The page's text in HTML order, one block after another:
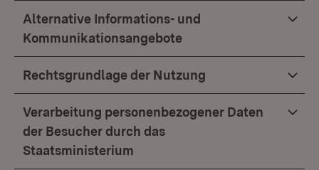
Alternative Informations- und
Kommunikationsangebote
Rechtsgrundlage der Nutzung
Verarbeitung personenbezogener Daten
der Besucher durch das
Staatsministerium